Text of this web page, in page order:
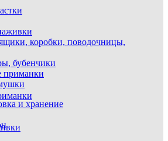
коробки, поводочницы,
бубенчики
приманки
и хранение